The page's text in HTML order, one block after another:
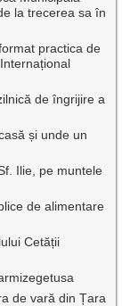
la trecerea sa în
practica de
de îngrijire a
și unde un
Ilie, pe muntele
de alimentare
Cetății
de vară din Țara